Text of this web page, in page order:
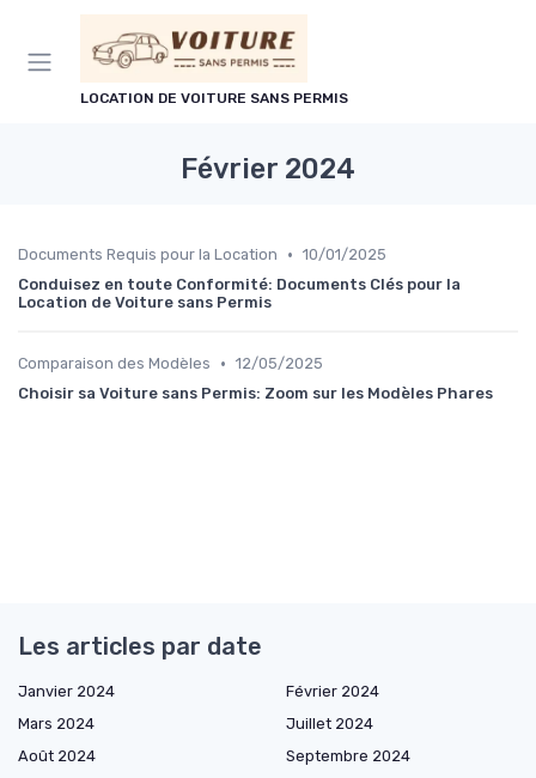
LOCATION DE VOITURE SANS PERMIS
Février 2024
Documents Requis pour la Location • 10/01/2025
Conduisez en toute Conformité: Documents Clés pour la
Location de Voiture sans Permis
Comparaison des Modèles • 12/05/2025
Choisir sa Voiture sans Permis: Zoom sur les Modèles Phares
Les articles par date
Janvier 2024
Février 2024
Mars 2024
Juillet 2024
Août 2024
Septembre 2024